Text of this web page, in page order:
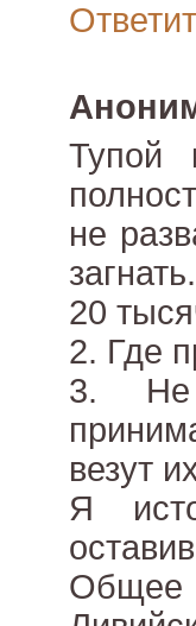
Тупой
не
20
2. Где
3. Не
везут
Я
Общее